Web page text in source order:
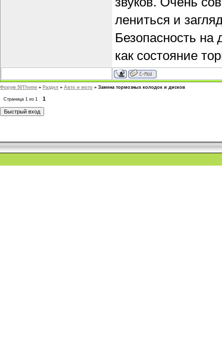
лениться и
Безопасность на
как состояние
Форум 50Theme » Раздел » Авто и мото » Замена тормозных колодок и дисков
Страница 1 из 1 1